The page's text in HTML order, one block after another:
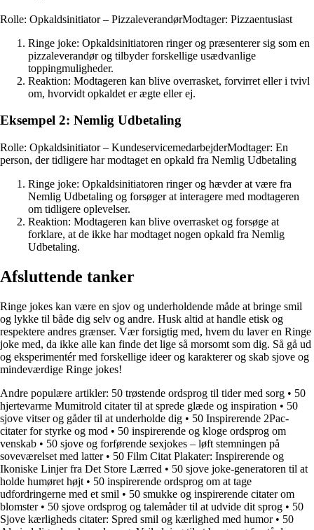
Rolle: Opkaldsinitiator – PizzaleverandørModtager: Pizzaentusiast
Ringe joke: Opkaldsinitiatoren ringer og præsenterer sig som en
pizzaleverandør og tilbyder forskellige usædvanlige
toppingmuligheder.
Reaktion: Modtageren kan blive overrasket, forvirret eller i tvivl
om, hvorvidt opkaldet er ægte eller ej.
Eksempel 2: Nemlig Udbetaling
Rolle: Opkaldsinitiator – KundeservicemedarbejderModtager: En
person, der tidligere har modtaget en opkald fra Nemlig Udbetaling
Ringe joke: Opkaldsinitiatoren ringer og hævder at være fra
Nemlig Udbetaling og forsøger at interagere med modtageren
om tidligere oplevelser.
Reaktion: Modtageren kan blive overrasket og forsøge at
forklare, at de ikke har modtaget nogen opkald fra Nemlig
Udbetaling.
Afsluttende tanker
Ringe jokes kan være en sjov og underholdende måde at bringe smil
og lykke til både dig selv og andre. Husk altid at handle etisk og
respektere andres grænser. Vær forsigtig med, hvem du laver en Ringe
joke med, da ikke alle kan finde det lige så morsomt som dig. Så gå ud
og eksperimentér med forskellige ideer og karakterer og skab sjove og
mindeværdige Ringe jokes!
Andre populære artikler: 50 trøstende ordsprog til tider med sorg • 50
hjertevarme Mumitrold citater til at sprede glæde og inspiration • 50
sjove vitser og gåder til at underholde dig • 50 Inspirerende 2Pac-
citater for styrke og mod • 50 inspirerende og kloge ordsprog om
venskab • 50 sjove og forførende sexjokes – løft stemningen på
soveværelset med latter• 50 Film Citat Plakater: Inspirerende og
Ikoniske Linjer fra Det Store Lærred • 50 sjove joke-generatoren til at
holde humøret højt • 50 inspirerende ordsprog om at tage
udfordringerne med et smil • 50 smukke og inspirerende citater om
blomster• 50 sjove ordsprog og talemåder til at udvide dit sprog • 50
Sjove kærligheds citater: Spred smil og kærlighed med humor• 50